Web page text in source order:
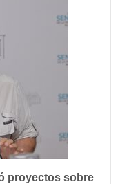
proyectos sobre